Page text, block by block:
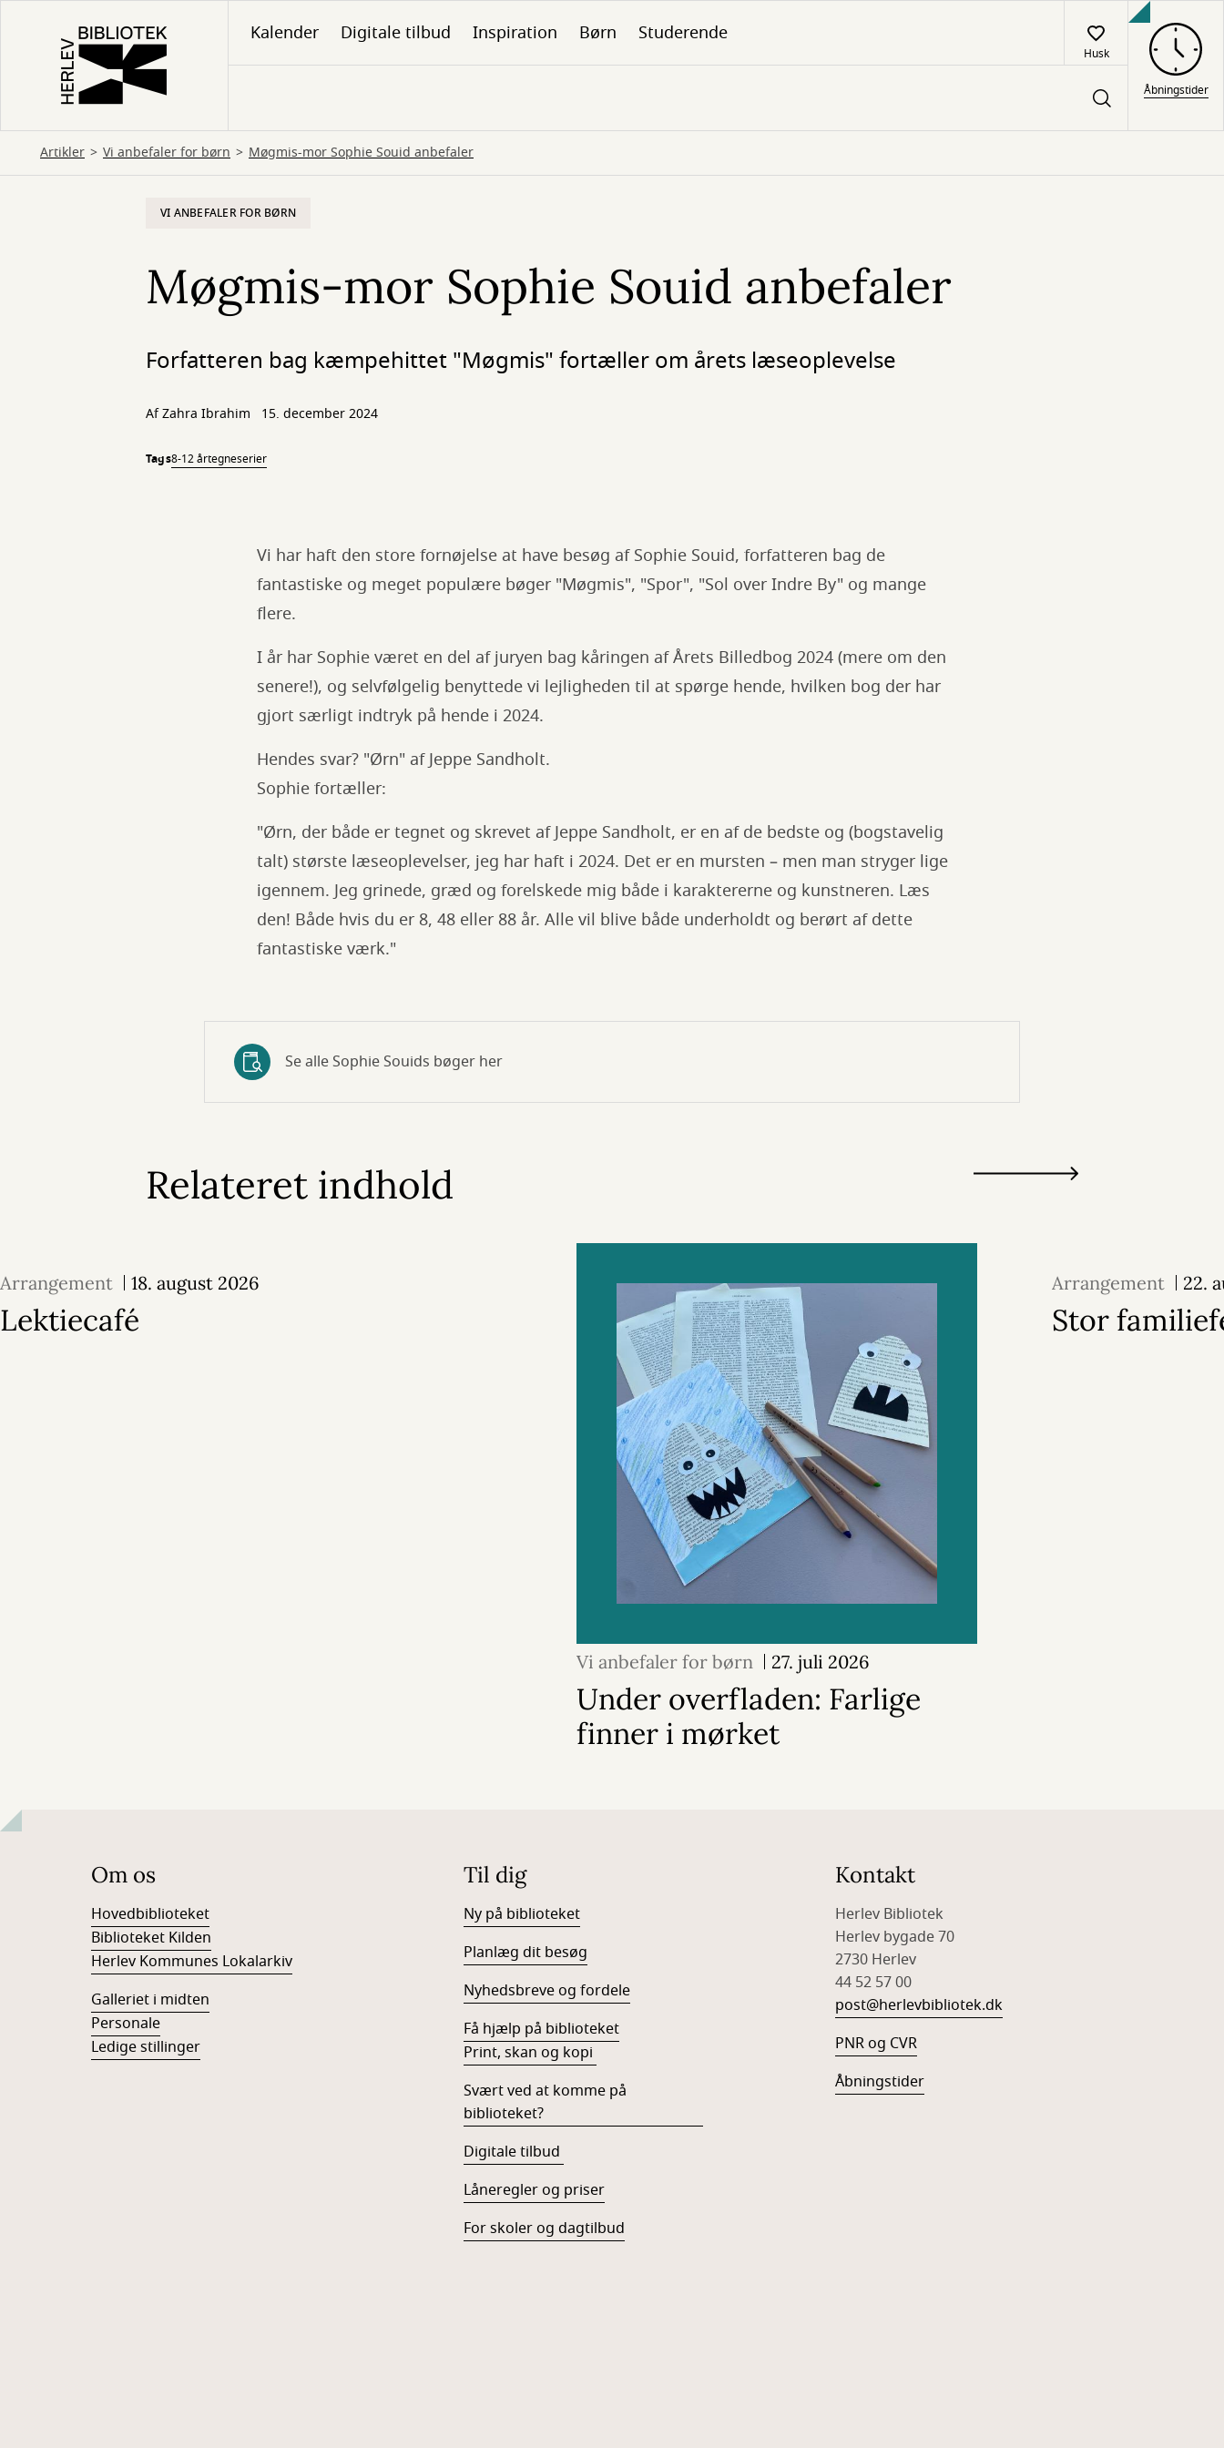
hovedindhold
Kalender Digitale tilbud Inspiration Børn Studerende
Husk
Åbningstider
Artikler Vi anbefaler for børn Møgmis-mor Sophie Souid anbefaler
VI ANBEFALER FOR BØRN
Møgmis-mor Sophie Souid anbefaler
Forfatteren bag kæmpehittet "Møgmis" fortæller om årets læseoplevelse
Af Zahra Ibrahim 15. december 2024
Tags8-12 årtegneserier
Vi har haft den store fornøjelse at have besøg af Sophie Souid, forfatteren bag de
fantastiske og meget populære bøger "Møgmis", "Spor", "Sol over Indre By" og mange
flere.
I år har Sophie været en del af juryen bag kåringen af Årets Billedbog 2024 (mere om den
senere!), og selvfølgelig benyttede vi lejligheden til at spørge hende, hvilken bog der har
gjort særligt indtryk på hende i 2024.
Hendes svar? "Ørn" af Jeppe Sandholt.
Sophie fortæller:
"Ørn, der både er tegnet og skrevet af Jeppe Sandholt, er en af de bedste og (bogstavelig
talt) største læseoplevelser, jeg har haft i 2024. Det er en mursten – men man stryger lige
igennem. Jeg grinede, græd og forelskede mig både i karaktererne og kunstneren. Læs
den! Både hvis du er 8, 48 eller 88 år. Alle vil blive både underholdt og berørt af dette
fantastiske værk."
Se alle Sophie Souids bøger her
Relateret indhold
Arrangement 18. august 2026
Lektiecafé
Vi anbefaler for børn 27. juli 2026
Under overfladen: Farlige
finner i mørket
Arrangement 22.
Stor
Om os
Hovedbiblioteket
Biblioteket Kilden
Herlev Kommunes Lokalarkiv
Galleriet i midten
Personale
Ledige stillinger
Til dig
Ny på biblioteket
Planlæg dit besøg
Nyhedsbreve og fordele
Få hjælp på biblioteket
Print, skan og kopi
Svært ved at komme på
biblioteket?
Digitale tilbud
Låneregler og priser
For skoler og dagtilbud
Kontakt
Herlev Bibliotek
Herlev bygade 70
2730 Herlev
44 52 57 00
post@herlevbibliotek.dk
PNR og CVR
Åbningstider